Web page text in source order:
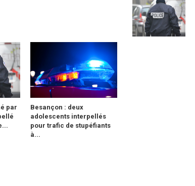
par
Besançon : deux
adolescents interpellés
pour trafic de stupéfiants
à...